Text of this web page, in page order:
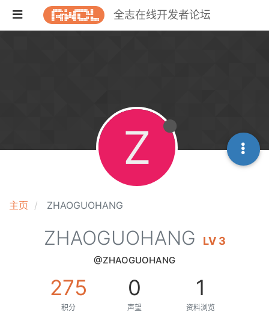
全志在线开发者论坛
主页 ZHAOGUOHANG
Z
ZHAOGUOHANG LV 3
@ZHAOGUOHANG
275
积分
0
声望
1
资料浏览